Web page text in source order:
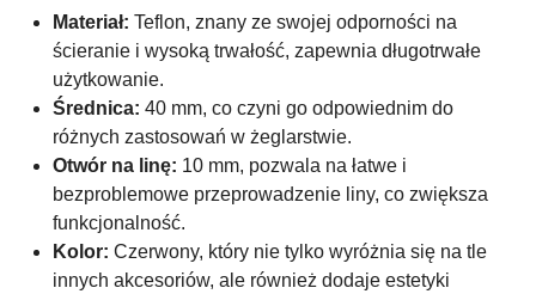
Materiał: Teflon, znany ze swojej odporności na
ścieranie i wysoką trwałość, zapewnia długotrwałe
użytkowanie.
Średnica: 40 mm, co czyni go odpowiednim do
różnych zastosowań w żeglarstwie.
Otwór na linę: 10 mm, pozwala na łatwe i
bezproblemowe przeprowadzenie liny, co zwiększa
funkcjonalność.
Kolor: Czerwony, który nie tylko wyróżnia się na tle
innych akcesoriów, ale również dodaje estetyki